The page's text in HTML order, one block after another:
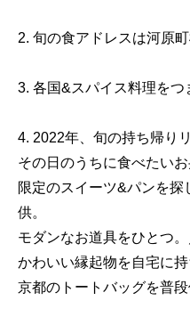
2. 旬の食アドレスは河原町
3. 各国&スパイス料理をつ
4. 2022年、旬の持ち帰りリ
その日のうちに食べたいお
限定のスイーツ&パンを
供。
モダンなお道具をひとつ
かわいい縁起物を自宅に持
京都のトートバッグを普段